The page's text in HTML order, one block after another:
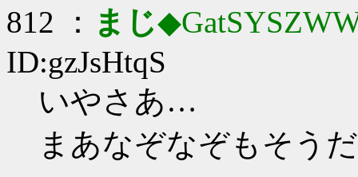
812 ： まじ
ID:gzJsHtqS
いやさあ…
まあなぞなぞもそう